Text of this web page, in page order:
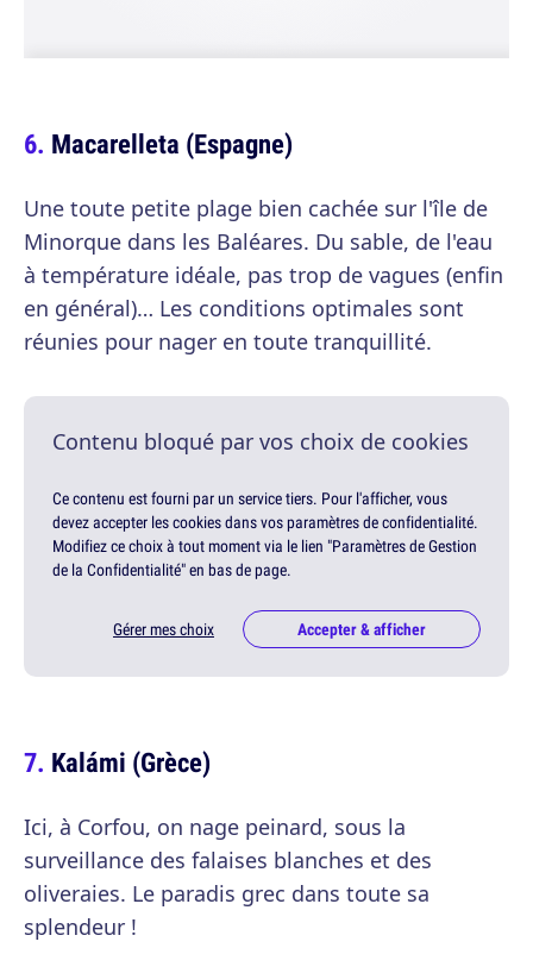
Macarelleta (Espagne)
Une toute petite plage bien cachée sur l'île de
Minorque dans les Baléares. Du sable, de l'eau
à température idéale, pas trop de vagues (enfin
en général)… Les conditions optimales sont
réunies pour nager en toute tranquillité.
Contenu bloqué par vos choix de cookies
Ce contenu est fourni par un service tiers. Pour l'afficher, vous
devez accepter les cookies dans vos paramètres de confidentialité.
Modifiez ce choix à tout moment via le lien "Paramètres de Gestion
de la Confidentialité" en bas de page.
Gérer mes choix Accepter & afficher
Kalámi (Grèce)
Ici, à Corfou, on nage peinard, sous la
surveillance des falaises blanches et des
oliveraies. Le paradis grec dans toute sa
splendeur !